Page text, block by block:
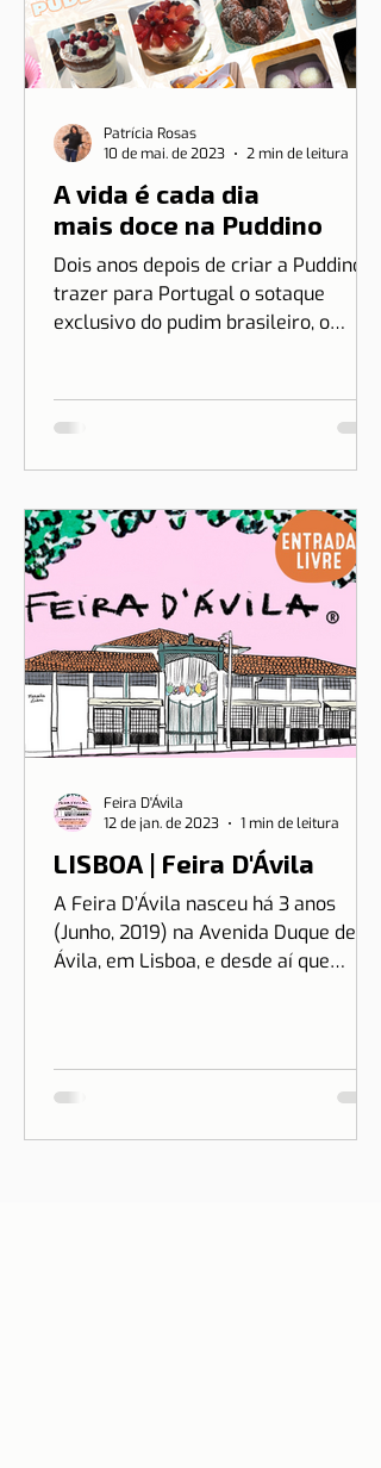
A vida é cada dia
mais doce na Puddino
Dois anos depois de criar a Puddino e
trazer para Portugal o sotaque
exclusivo do pudim brasileiro, o
Patrícia Rosas
10 de mai. de 2023
2 min de leitura
LISBOA | Feira D'Ávila
A Feira D’Ávila nasceu há 3 anos
(Junho, 2019) na Avenida Duque de
Ávila, em Lisboa, e desde aí que
Feira D'Ávila
12 de jan. de 2023
1 min de leitura